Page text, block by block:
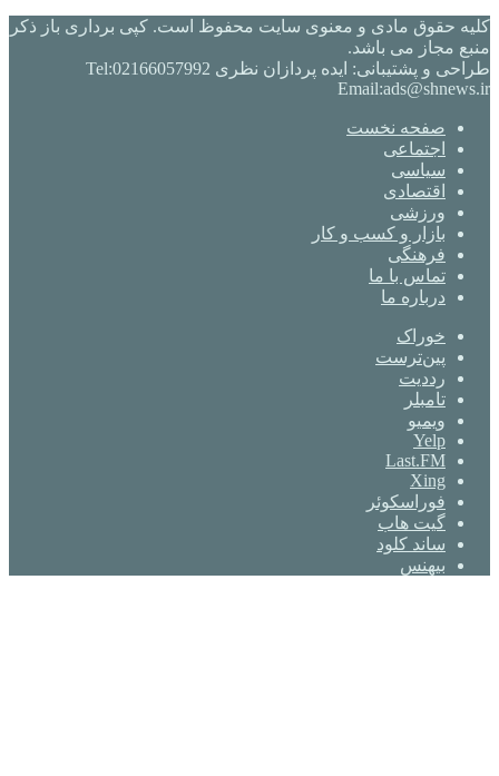
کلیه حقوق مادی و معنوی سایت محفوظ است. کپی برداری باز ذکر
منبع مجاز می باشد.
طراحی و پشتیبانی: ایده پردازان نظری Tel:02166057992
Email:ads@shnews.ir
صفحه نخست
اجتماعی
سیاسی
اقتصادی
ورزشی
بازار و کسب و کار
فرهنگی
تماس با ما
درباره ما
خوراک
‫پین‌ترست
‫رددیت
‫تامبلر
ویمیو
Yelp
Last.FM
Xing
فوراسکوئر
گیت ‌هاب
ساند کلود
بیهنس